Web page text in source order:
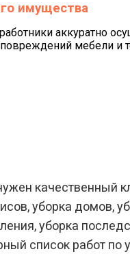
имущества
аккуратно
мебели и
качественный
уборка домов,
уборка
список работ по